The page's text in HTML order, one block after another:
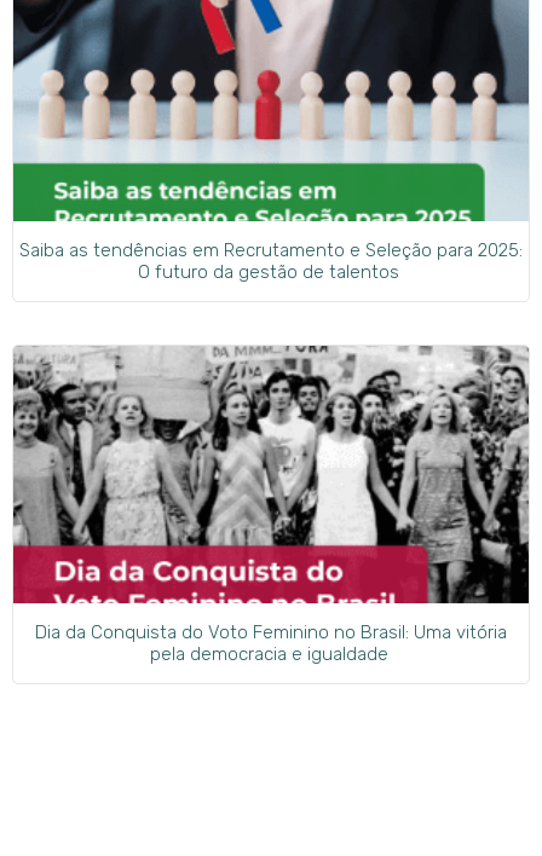
Saiba as tendências em Recrutamento e Seleção para 2025:
O futuro da gestão de talentos
Dia da Conquista do Voto Feminino no Brasil: Uma vitória
pela democracia e igualdade